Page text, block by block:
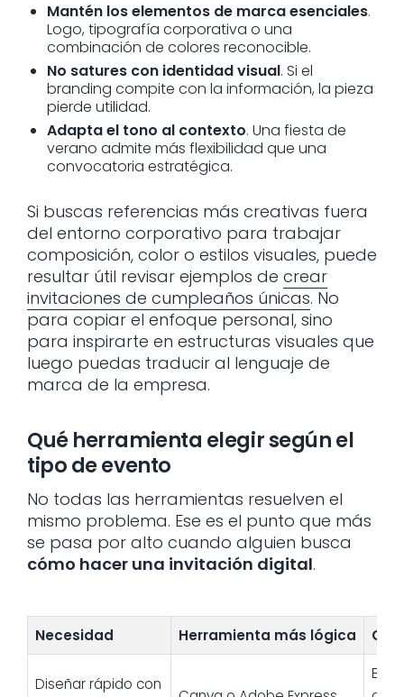
Mantén los elementos de marca esenciales.
Logo, tipografía corporativa o una
combinación de colores reconocible.
No satures con identidad visual. Si el
branding compite con la información, la pieza
pierde utilidad.
Adapta el tono al contexto. Una fiesta de
verano admite más flexibilidad que una
convocatoria estratégica.
Si buscas referencias más creativas fuera
del entorno corporativo para trabajar
composición, color o estilos visuales, puede
resultar útil revisar ejemplos de crear
invitaciones de cumpleaños únicas. No
para copiar el enfoque personal, sino
para inspirarte en estructuras visuales que
luego puedas traducir al lenguaje de
marca de la empresa.
Qué herramienta elegir según el
tipo de evento
No todas las herramientas resuelven el
mismo problema. Ese es el punto que más
se pasa por alto cuando alguien busca
cómo hacer una invitación digital.
Necesidad Herramienta más lógica
Diseñar rápido con